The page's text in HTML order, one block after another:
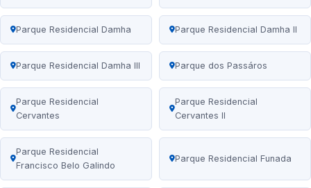
Parque Residencial Damha Parque Residencial Damha II
Parque Residencial Damha III Parque dos Passáros
Parque Residencial
Cervantes
Parque Residencial
Cervantes II
Parque Residencial
Francisco Belo Galindo
Parque Residencial Funada